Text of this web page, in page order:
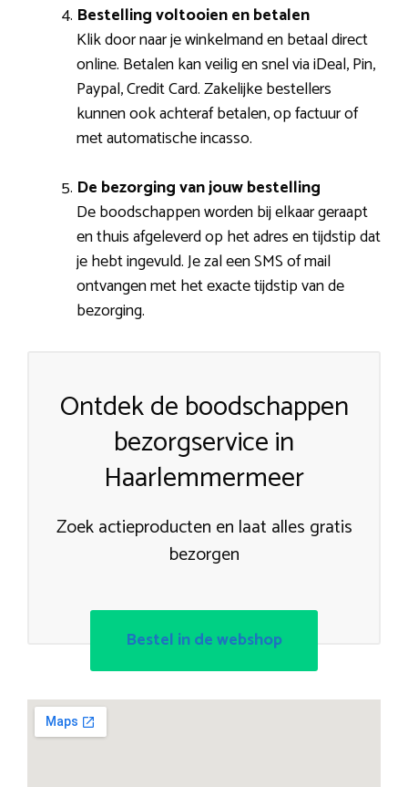
Bestelling voltooien en betalen
Klik door naar je winkelmand en betaal direct
online. Betalen kan veilig en snel via iDeal, Pin,
Paypal, Credit Card. Zakelijke bestellers
kunnen ook achteraf betalen, op factuur of
met automatische incasso.
De bezorging van jouw bestelling
De boodschappen worden bij elkaar geraapt
en thuis afgeleverd op het adres en tijdstip dat
je hebt ingevuld. Je zal een SMS of mail
ontvangen met het exacte tijdstip van de
bezorging.
Ontdek de boodschappen
bezorgservice in
Haarlemmermeer
Zoek actieproducten en laat alles gratis
bezorgen
Bestel in de webshop